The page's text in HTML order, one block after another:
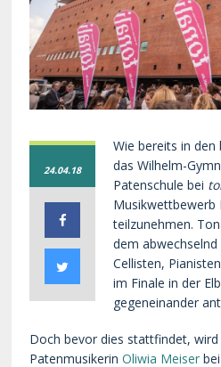
24.04.18
Wie bereits in
das Wilhelm-
Patenschule bei
Musikwettbewerb
teilzunehmen.
dem
Cellisten,
im Finale in der
gegeneinander
Doch bevor dies stattfindet, wird
PatenmusikerinOliwia Meiser